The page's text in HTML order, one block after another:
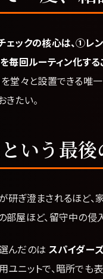
ェックの核心は、①
毎回ルーティン化する
を堂々と設置できる唯
たい。
いう最
研ぎ澄まされるほど、
部屋ほど、留守中の侵
んだのは スパイダー
ユニットで、暗所で